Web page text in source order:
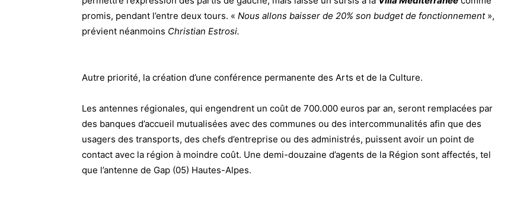
promis, pendant l’entre deux tours. « Nous allons baisser de 20% son budget de fonctionnement»,
prévient néanmoins Christian Estrosi.
Autre priorité, la création d’une conférence permanente des Arts et de la Culture.
Les antennes régionales, qui engendrent un coût de 700.000 euros par an, seront remplacées par
des banques d’accueil mutualisées avec des communes ou des intercommunalités afin que des
usagers des transports, des chefs d’entreprise ou des administrés, puissent avoir un point de
contact avec la région à moindre coût. Une demi-douzaine d’agents de la Région sont affectés, tel
que l’antenne de Gap (05) Hautes-Alpes.